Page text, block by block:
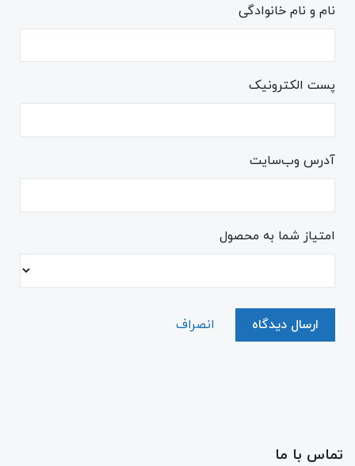
نام و نام خانوادگی
پست الکترونیک
آدرس وب‌سایت
امتیاز شما به محصول
ارسال دیدگاه انصراف
تماس با ما